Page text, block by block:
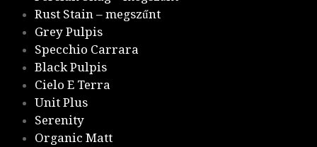
Rust Stain – megszűnt
Grey Pulpis
Specchio Carrara
Black Pulpis
Cielo E Terra
Unit Plus
Serenity
Organic Matt